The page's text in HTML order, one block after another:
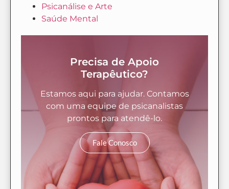
Psicanálise e Arte
Saúde Mental
Precisa de Apoio
Terapêutico?
Estamos aqui para ajudar. Contamos
com uma equipe de psicanalistas
prontos para atendê-lo.
Fale Conosco